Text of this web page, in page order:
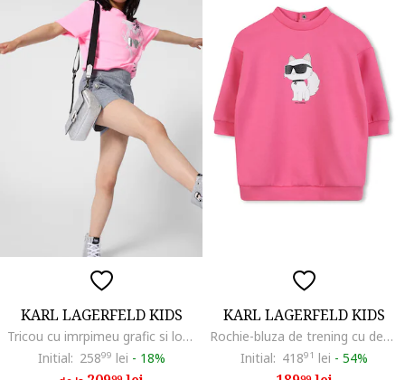
KARL LAGERFELD KIDS
Tricou cu imrpimeu grafic si logo, Roz pastel/Negru stins/Alb optic
Initial: 25899 lei - 18%
KARL LAGERFELD KIDS
Rochie-bluza de trening cu decolteu la baza gatului, Roz
Initial: 41891 lei - 54%